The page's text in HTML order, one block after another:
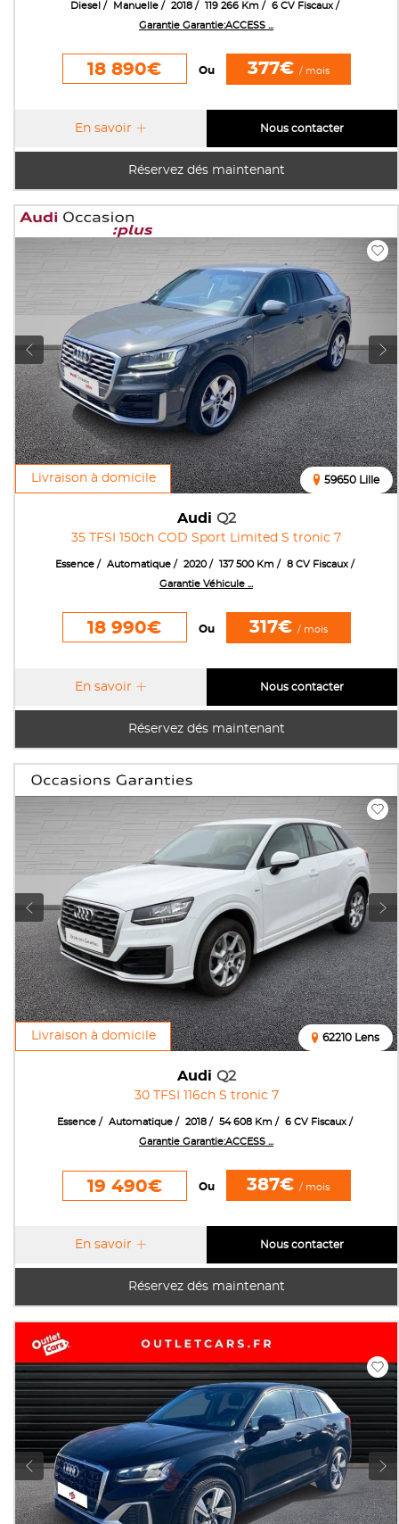
Diesel Manuelle 2018 119 266 Km
6 CV Fiscaux
Garantie Garantie:ACCESS ...
18 890€ Ou 377€ / mois
Réservez dés maintenant
En savoir Nous contacter
Livraison à domicile
Audi Q2
35 TFSI 150ch COD Sport Limited S tronic 7
59650 Lille
Essence Automatique 2020 137 500 Km
8 CV Fiscaux
Garantie Véhicule ...
18 990€ Ou 317€ / mois
Réservez dés maintenant
En savoir Nous contacter
Livraison à domicile
Audi Q2
30 TFSI 116ch S tronic 7
62210 Lens
Essence Automatique 2018 54 608 Km
6 CV Fiscaux
Garantie Garantie:ACCESS ...
19 490€ Ou 387€ / mois
Réservez dés maintenant
En savoir Nous contacter